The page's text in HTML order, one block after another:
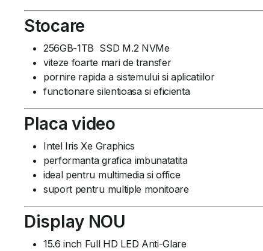
Stocare
256GB-1TB SSD M.2 NVMe
viteze foarte mari de transfer
pornire rapida a sistemului si aplicatiilor
functionare silentioasa si eficienta
Placa video
Intel Iris Xe Graphics
performanta grafica imbunatatita
ideal pentru multimedia si office
suport pentru multiple monitoare
Display NOU
15.6 inch Full HD LED Anti-Glare